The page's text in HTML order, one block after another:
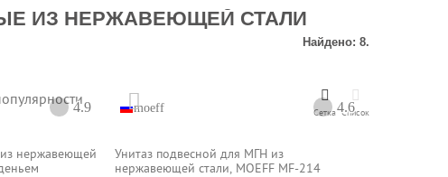
ИЗ НЕРЖАВЕЮЩЕЙ СТАЛИ
Найдено: 8.
Сетка Список
4.9
из нержавеющей
moeff 4.6
Унитаз подвесной для МГН из
нержавеющей стали, MOEFF MF-214